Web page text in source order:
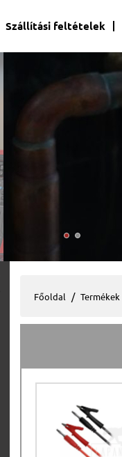
Szállítási feltételek
Főoldal Termékek